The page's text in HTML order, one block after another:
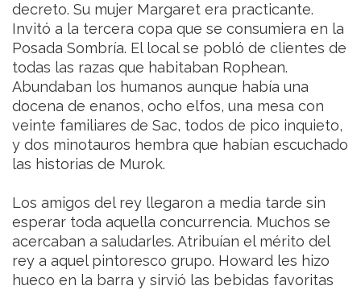
decreto. Su mujer Margaret era practicante.
Invitó a la tercera copa que se consumiera en la
Posada Sombría. El local se pobló de clientes de
todas las razas que habitaban Rophean.
Abundaban los humanos aunque había una
docena de enanos, ocho elfos, una mesa con
veinte familiares de Sac, todos de pico inquieto,
y dos minotauros hembra que habían escuchado
las historias de Murok.
Los amigos del rey llegaron a media tarde sin
esperar toda aquella concurrencia. Muchos se
acercaban a saludarles. Atribuían el mérito del
rey a aquel pintoresco grupo. Howard les hizo
hueco en la barra y sirvió las bebidas favoritas